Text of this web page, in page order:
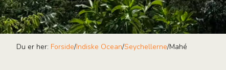
Du er her: Forside/Indiske Ocean/Seychellerne/Mahé